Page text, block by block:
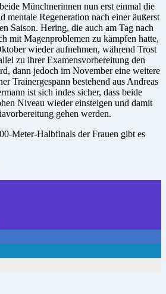
Münchnerinnen nun erst einmal die
mentale Regeneration nach einer äußerst
Saison. Hering, die auch am Tag nach
mit Magenproblemen zu kämpfen hatte,
wieder aufnehmen, während Trost
zu ihrer Examensvorbereitung den
dann jedoch im November eine weitere
Trainergespann bestehend aus Andreas
ist sich indes sicher, dass beide
Niveau wieder einsteigen und damit
gehen werden.
Meter-Halbfinals der Frauen gibt es